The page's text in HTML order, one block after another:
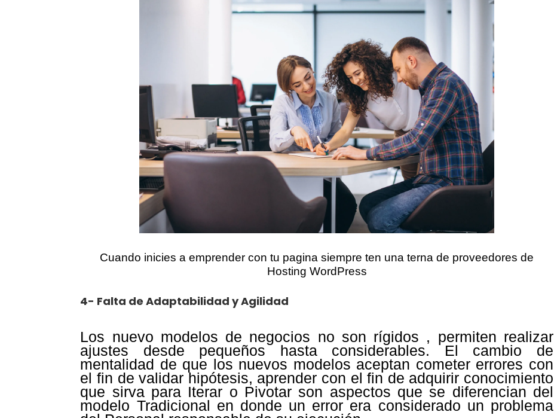
Cuando inicies a emprender con tu pagina siempre ten una terna de proveedores de
Hosting WordPress
4- Falta de Adaptabilidad y Agilidad
Los nuevo modelos de negocios no son rígidos , permiten realizar
ajustes desde pequeños hasta considerables. El cambio de
mentalidad de que los nuevos modelos aceptan cometer errores con
el fin de validar hipótesis, aprender con el fin de adquirir conocimiento
que sirva para Iterar o Pivotar son aspectos que se diferencian del
modelo Tradicional en donde un error era considerado un problema